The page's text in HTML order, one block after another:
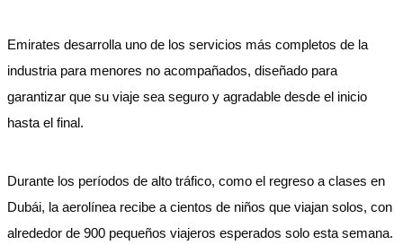
Emirates desarrolla uno de los servicios más completos de la
industria para menores no acompañados, diseñado para
garantizar que su viaje sea seguro y agradable desde el inicio
hasta el final.
Durante los períodos de alto tráfico, como el regreso a clases en
Dubái, la aerolínea recibe a cientos de niños que viajan solos, con
alrededor de 900 pequeños viajeros esperados solo esta semana.